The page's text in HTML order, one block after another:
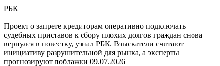
РБК
Проект о запрете кредиторам оперативно подключать
судебных приставов к сбору плохих долгов граждан снова
вернулся в повестку, узнал РБК. Взыскатели считают
инициативу разрушительной для рынка, а эксперты
прогнозируют поблажки 09.07.2026